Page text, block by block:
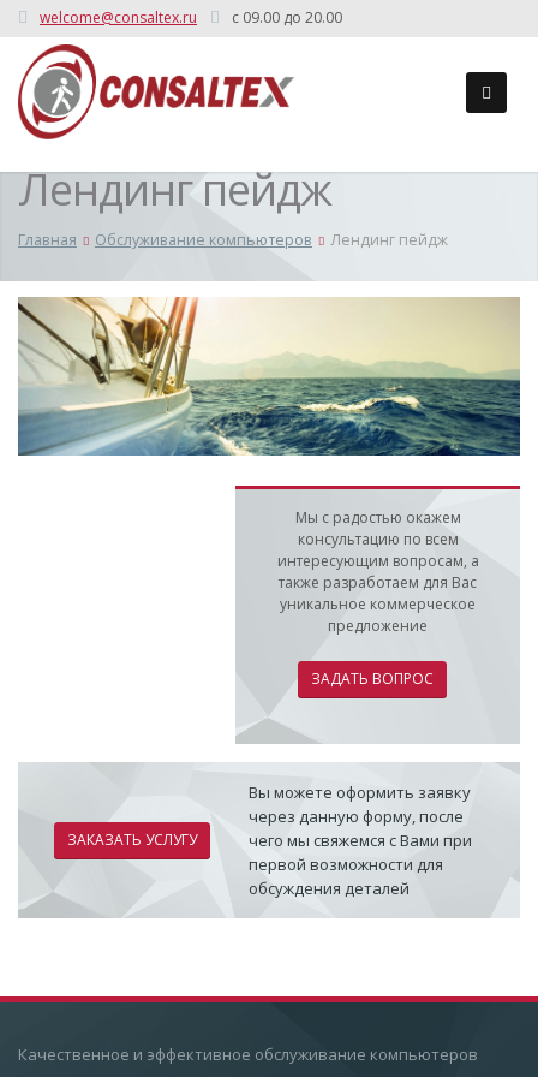
welcome@consaltex.ru c 09.00 до 20.00
Лендинг пейдж
Главная Обслуживание компьютеров Лендинг пейдж
Мы с радостью окажем
консультацию по всем
интересующим вопросам, а
также разработаем для Вас
уникальное коммерческое
предложение
ЗАДАТЬ ВОПРОС
ЗАКАЗАТЬ УСЛУГУ
Вы можете оформить заявку
через данную форму, после
чего мы свяжемся с Вами при
первой возможности для
обсуждения деталей
Качественное и эффективное обслуживание компьютеров